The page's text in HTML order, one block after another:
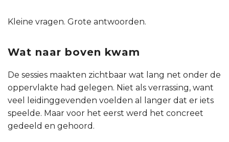
Kleine vragen. Grote antwoorden.
Wat naar boven kwam
De sessies maakten zichtbaar wat lang net onder de
oppervlakte had gelegen. Niet als verrassing, want
veel leidinggevenden voelden al langer dat er iets
speelde. Maar voor het eerst werd het concreet
gedeeld en gehoord.